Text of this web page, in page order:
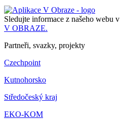
Sledujte informace z našeho webu v
V OBRAZE.
Partneři, svazky, projekty
Czechpoint
Kutnohorsko
Středočeský kraj
EKO-KOM